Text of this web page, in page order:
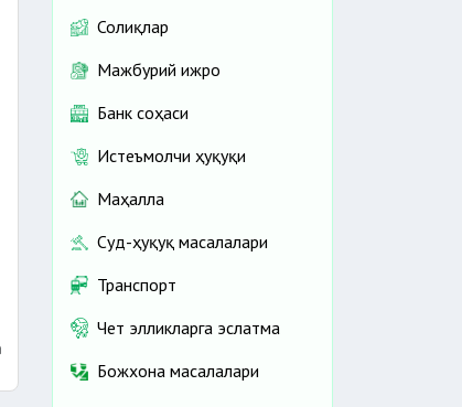
Солиқлар
Мажбурий ижро
Банк соҳаси
Истеъмолчи ҳуқуқи
Маҳалла
Суд-ҳуқуқ масалалари
Транспорт
Чет элликларга эслатма
Божхона масалалари